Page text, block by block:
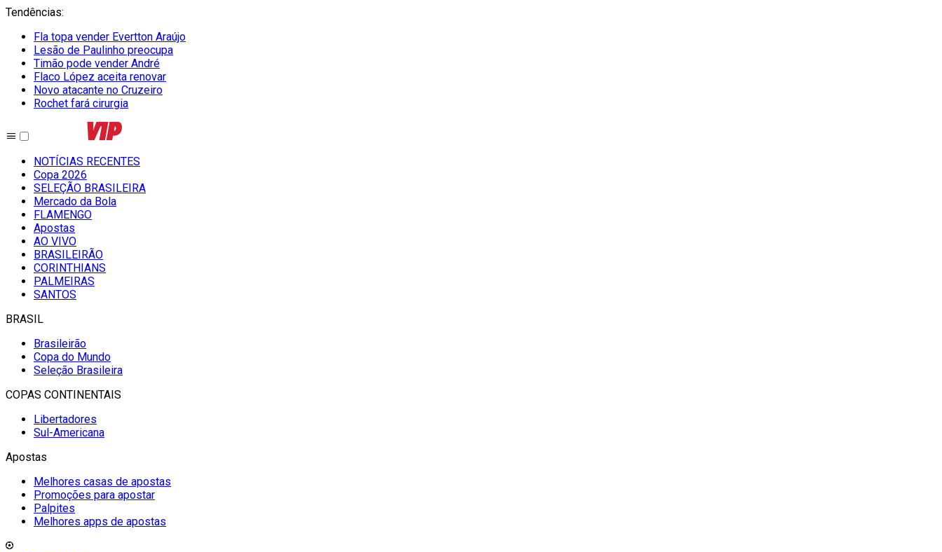
Tendências:
Fla topa vender Evertton Araújo
Lesão de Paulinho preocupa
Timão pode vender André
Flaco López aceita renovar
Novo atacante no Cruzeiro
Rochet fará cirurgia
NOTÍCIAS RECENTES
Copa 2026
SELEÇÃO BRASILEIRA
Mercado da Bola
FLAMENGO
Apostas
AO VIVO
BRASILEIRÃO
CORINTHIANS
PALMEIRAS
SANTOS
BRASIL
Brasileirão
Copa do Mundo
Seleção Brasileira
COPAS CONTINENTAIS
Libertadores
Sul-Americana
Apostas
Melhores casas de apostas
Promoções para apostar
Palpites
Melhores apps de apostas